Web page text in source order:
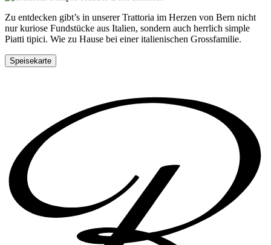
Zu entdecken gibt’s in unserer Trattoria im Herzen von Bern nicht
nur kuriose Fundstücke aus Italien, sondern auch herrlich simple
Piatti tipici. Wie zu Hause bei einer italienischen Grossfamilie.
Speisekarte